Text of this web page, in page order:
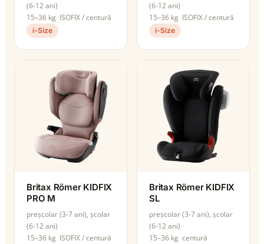
(6-12 ani)
15–36 kg ISOFIX / centură
i-Size
(6-12 ani)
15–36 kg ISOFIX / centură
i-Size
Britax Römer KIDFIX
PRO M
preșcolar (3-7 ani), școlar
(6-12 ani)
15–36 kg ISOFIX / centură
Britax Römer KIDFIX
SL
preșcolar (3-7 ani), școlar
(6-12 ani)
15–36 kg centură